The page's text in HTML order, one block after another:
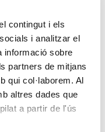
contingut i els
i analitzar el
informació sobre
partners de mitjans
qui col·laborem. Al
altres dades que
a partir de l'ús